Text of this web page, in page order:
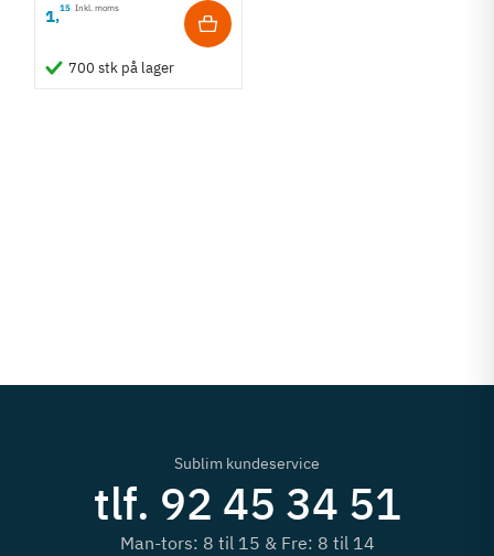
1,15 Inkl. moms
700 stk på lager
Sublim kundeservice
tlf. 92 45 34 51
Man-tors: 8 til 15 & Fre: 8 til 14